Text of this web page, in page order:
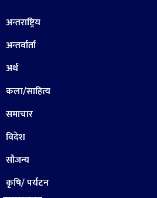
अन्तराष्ट्रिय
अन्तर्वार्ता
अर्थ
कला/साहित्य
समाचार
विदेश
सौजन्य
कृषि/ पर्यटन